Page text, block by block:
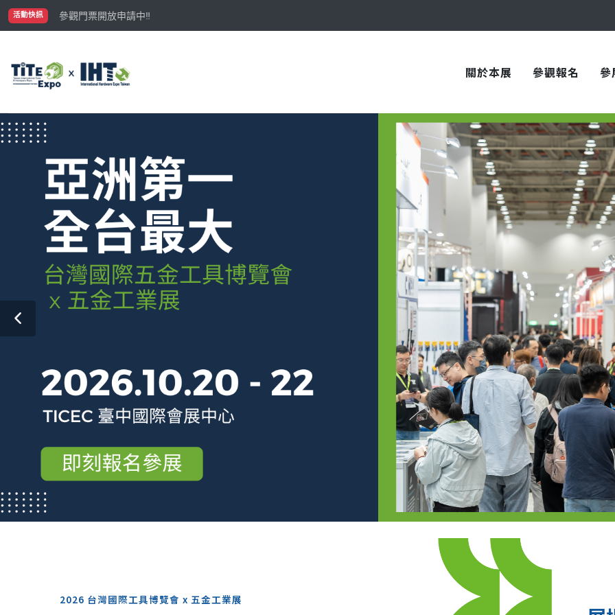
活動快訊
參觀門票開放申請中‼️
最大規模台灣五金展TiTE x IHT，2026/10/20-22與您在臺中國際會展中心再次相見！
關於本展 參觀報名 參
2026 台灣國際工具博覽會 x 五金工業展